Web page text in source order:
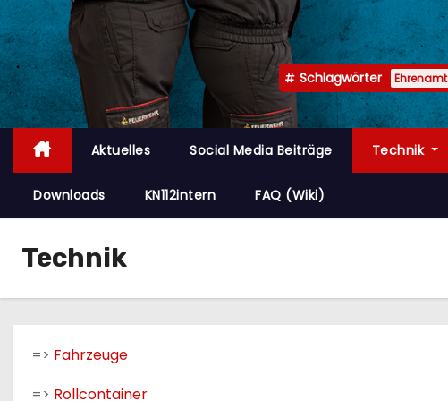
n
Schlagwörter Ehrenamt
Aktuelles Social Media Beiträge Technik
Downloads KN112intern FAQ (Wiki)
Technik
=> Fahrzeuge
=> Rollcontainer